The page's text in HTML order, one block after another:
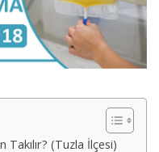
Takılır? (Tuzla İlçesi)